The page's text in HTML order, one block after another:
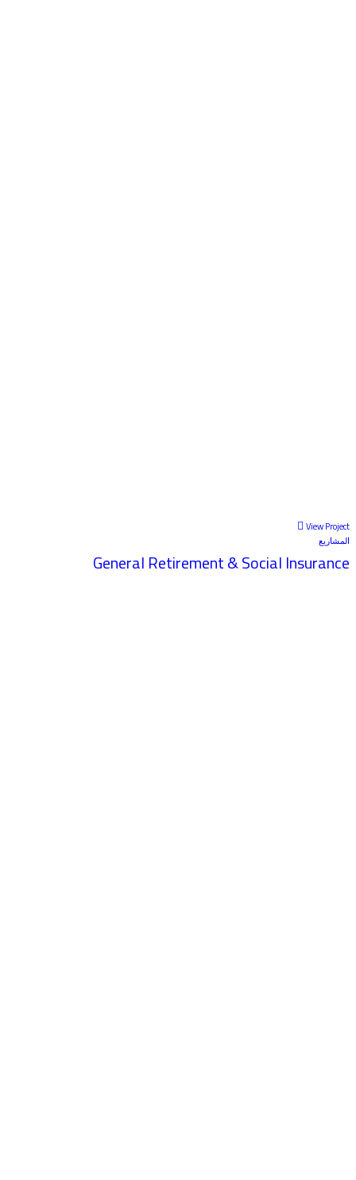
View Project
المشاريع
General Retirement & Social Insurance